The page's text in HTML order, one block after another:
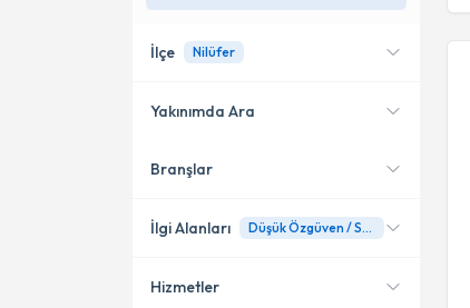
İlçe Nilüfer
Nilüfer
Osmangazi
Yakınımda Ara
Konumuma yakın uzmanları
Branşlar
Psikoloji
İlgi Alanları Düşük Özgüven / Sosyal İçe Kapanıklık
Hizmetler